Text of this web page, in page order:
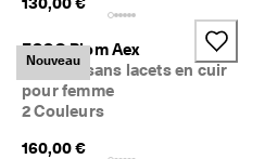
Nouveau
ECCO Biom Aex
Baskets sans lacets en cuir
pour femme
2 Couleurs
160,00 €